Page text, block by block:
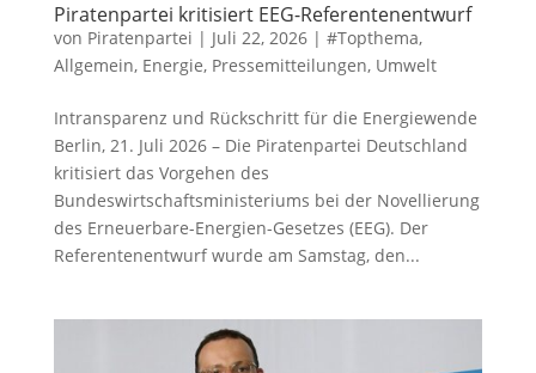
Piratenpartei kritisiert EEG-Referentenentwurf
von Piratenpartei | Juli 22, 2026| #Topthema,
Allgemein, Energie, Pressemitteilungen, Umwelt
Intransparenz und Rückschritt für die Energiewende
Berlin, 21. Juli 2026 – Die Piratenpartei Deutschland
kritisiert das Vorgehen des
Bundeswirtschaftsministeriums bei der Novellierung
des Erneuerbare-Energien-Gesetzes (EEG). Der
Referentenentwurf wurde am Samstag, den...